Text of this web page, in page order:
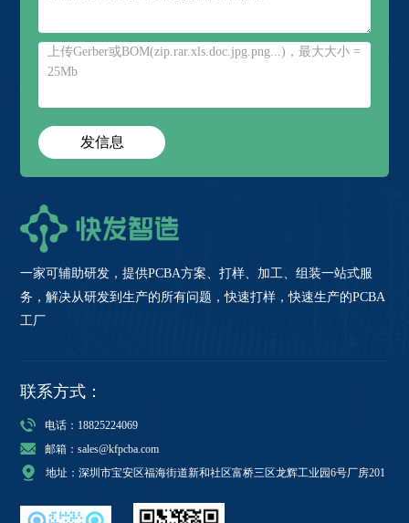
上传Gerber或BOM(zip.rar.xls.doc.jpg.png...)，最大大小 =
25Mb
发信息
一家可辅助研发，提供PCBA方案、打样、加工、组装一站式服
务，解决从研发到生产的所有问题，快速打样，快速生产的PCBA
工厂
联系方式：
电话：18825224069
邮箱：sales@kfpcba.com
地址：深圳市宝安区福海街道新和社区富桥三区龙辉工业园6号厂房201